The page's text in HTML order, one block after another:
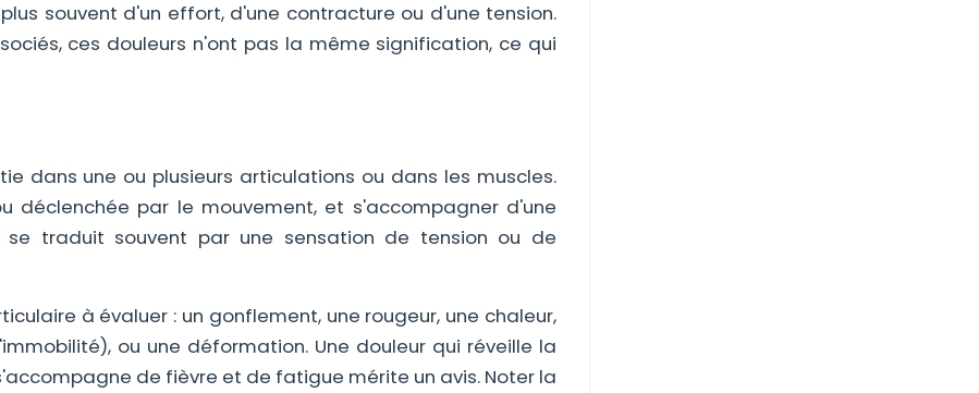
souvent d'un effort, d'une contracture ou d'une tension.
ces douleurs n'ont pas la même signification, ce qui
dans une ou plusieurs articulations ou dans les muscles.
déclenchée par le mouvement, et s'accompagner d'une
se traduit souvent par une sensation de tension ou de
à évaluer : un gonflement, une rougeur, une chaleur,
ou une déformation. Une douleur qui réveille la
de fièvre et de fatigue mérite un avis. Noter la